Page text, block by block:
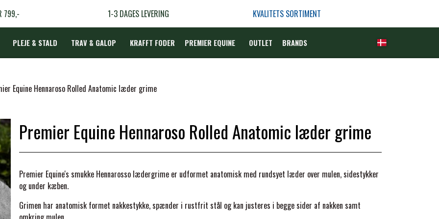
799,- 1-3 DAGES LEVERING KVALITETS SORTIMENT
PLEJE & STALD TRAV & GALOP KRAFFT FODER PREMIER EQUINE OUTLET BRANDS
Equine Hennaroso Rolled Anatomic læder grime
Premier Equine Hennaroso Rolled Anatomic læder grime
Premier Equine's smukke Hennarosso lædergrime er udformet anatomisk med rundsyet læder over mulen, sidestykker
og under kæben.
Grimen har anatomisk formet nakkestykke, spænder i rustfrit stål og kan justeres i begge sider af nakken samt